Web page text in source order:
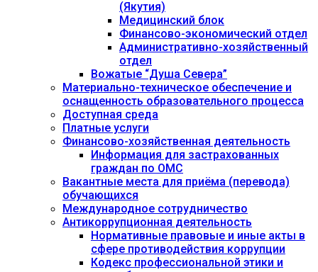
(Якутия)
Медицинский блок
Финансово-экономический отдел
Административно-хозяйственный
отдел
Вожатые “Душа Севера”
Материально-техническое обеспечение и
оснащенность образовательного процесса
Доступная среда
Платные услуги
Финансово-хозяйственная деятельность
Информация для застрахованных
граждан по ОМС
Вакантные места для приёма (перевода)
обучающихся
Международное сотрудничество
Антикоррупционная деятельность
Нормативные правовые и иные акты в
сфере противодействия коррупции
Кодекс профессиональной этики и